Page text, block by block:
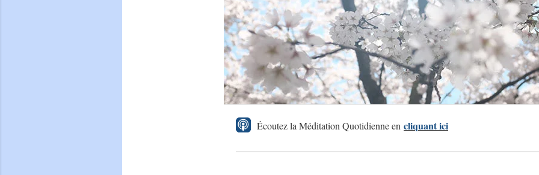
Écoutez la Méditation Quotidienne en cliquant ici